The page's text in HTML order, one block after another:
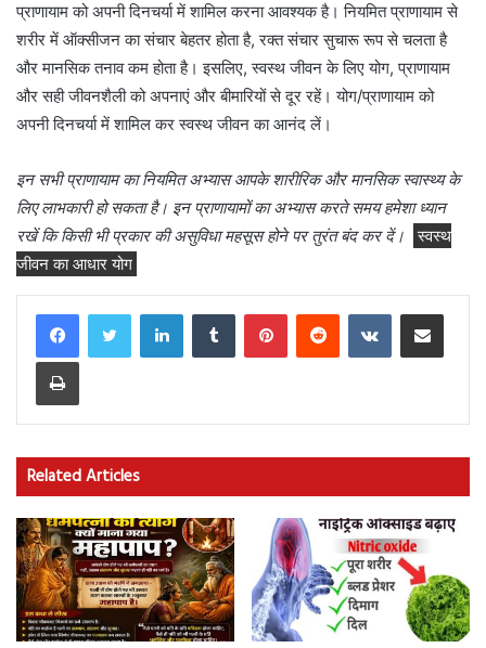
प्राणायाम को अपनी दिनचर्या में शामिल करना आवश्यक है। नियमित प्राणायाम से
शरीर में ऑक्सीजन का संचार बेहतर होता है, रक्त संचार सुचारू रूप से चलता है
और मानसिक तनाव कम होता है। इसलिए, स्वस्थ जीवन के लिए योग, प्राणायाम
और सही जीवनशैली को अपनाएं और बीमारियों से दूर रहें। योग/प्राणायाम को
अपनी दिनचर्या में शामिल कर स्वस्थ जीवन का आनंद लें।
इन सभी प्राणायाम का नियमित अभ्यास आपके शारीरिक और मानसिक स्वास्थ्य के
लिए लाभकारी हो सकता है। इन प्राणायामों का अभ्यास करते समय हमेशा ध्यान
रखें कि किसी भी प्रकार की असुविधा महसूस होने पर तुरंत बंद कर दें।
स्वस्थ
जीवन का आधार योग
LinkedInTumblr PinterestReddit VKontakteShare via Email
Print
Related Articles